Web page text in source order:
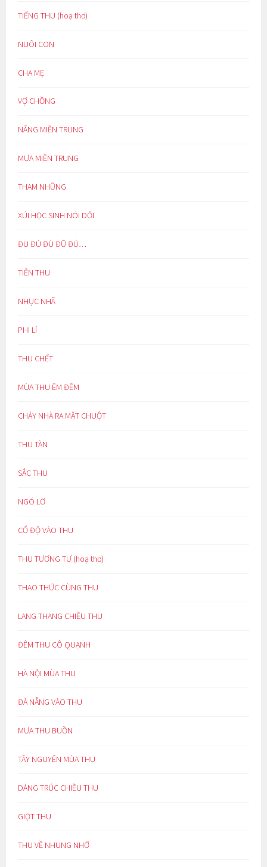
TIẾNG THU (hoạ thơ)
NUÔI CON
CHA MẸ
VỢ CHỒNG
NẮNG MIỀN TRUNG
MƯA MIỀN TRUNG
THAM NHŨNG
XÚI HỌC SINH NÓI DỐI
ĐU ĐÚ ĐÙ ĐŨ ĐỦ…
TIỄN THU
NHỤC NHÃ
PHI LÍ
THU CHẾT
MÙA THU ÊM ĐỀM
CHÁY NHÀ RA MẶT CHUỘT
THU TÀN
SẮC THU
NGÓ LƠ
CỔ ĐỘ VÀO THU
THU TƯƠNG TƯ (hoạ thơ)
THAO THỨC CÙNG THU
LANG THANG CHIỀU THU
ĐÊM THU CÔ QUẠNH
HÀ NỘI MÙA THU
ĐÀ NẴNG VÀO THU
MƯA THU BUỒN
TÂY NGUYÊN MÙA THU
DÁNG TRÚC CHIỀU THU
GIỌT THU
THU VỀ NHUNG NHỚ